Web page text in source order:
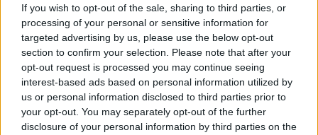
If you wish to opt-out of the sale, sharing to third parties, or
processing of your personal or sensitive information for
targeted advertising by us, please use the below opt-out
section to confirm your selection. Please note that after your
opt-out request is processed you may continue seeing
interest-based ads based on personal information utilized by
us or personal information disclosed to third parties prior to
your opt-out. You may separately opt-out of the further
disclosure of your personal information by third parties on the